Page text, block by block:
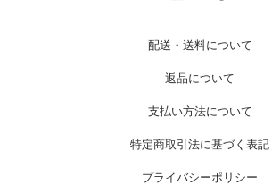
配送・送料について
返品について
支払い方法について
特定商取引法に基づく表記
プライバシーポリシー